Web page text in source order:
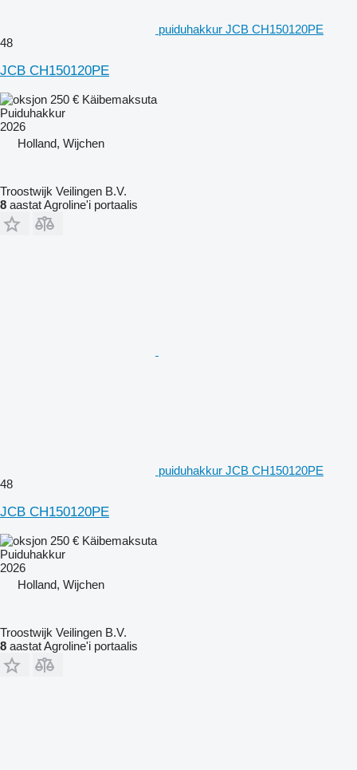
puiduhakkur JCB CH150120PE
48
JCB CH150120PE
250 € Käibemaksuta
Puiduhakkur
2026
Holland, Wijchen
Troostwijk Veilingen B.V.
8 aastat Agroline'i portaalis
puiduhakkur JCB CH150120PE
48
JCB CH150120PE
250 € Käibemaksuta
Puiduhakkur
2026
Holland, Wijchen
Troostwijk Veilingen B.V.
8 aastat Agroline'i portaalis